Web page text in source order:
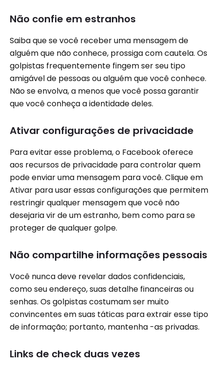
Não confie em estranhos
Saiba que se você receber uma mensagem de
alguém que não conhece, prossiga com cautela. Os
golpistas frequentemente fingem ser seu tipo
amigável de pessoas ou alguém que você conhece.
Não se envolva, a menos que você possa garantir
que você conheça a identidade deles.
Ativar configurações de privacidade
Para evitar esse problema, o Facebook oferece
aos recursos de privacidade para controlar quem
pode enviar uma mensagem para você. Clique em
Ativar para usar essas configurações que permitem
restringir qualquer mensagem que você não
desejaria vir de um estranho, bem como para se
proteger de qualquer golpe.
Não compartilhe informações pessoais
Você nunca deve revelar dados confidenciais,
como seu endereço, suas detalhe financeiras ou
senhas. Os golpistas costumam ser muito
convincentes em suas táticas para extrair esse tipo
de informação; portanto, mantenha -as privadas.
Links de check duas vezes